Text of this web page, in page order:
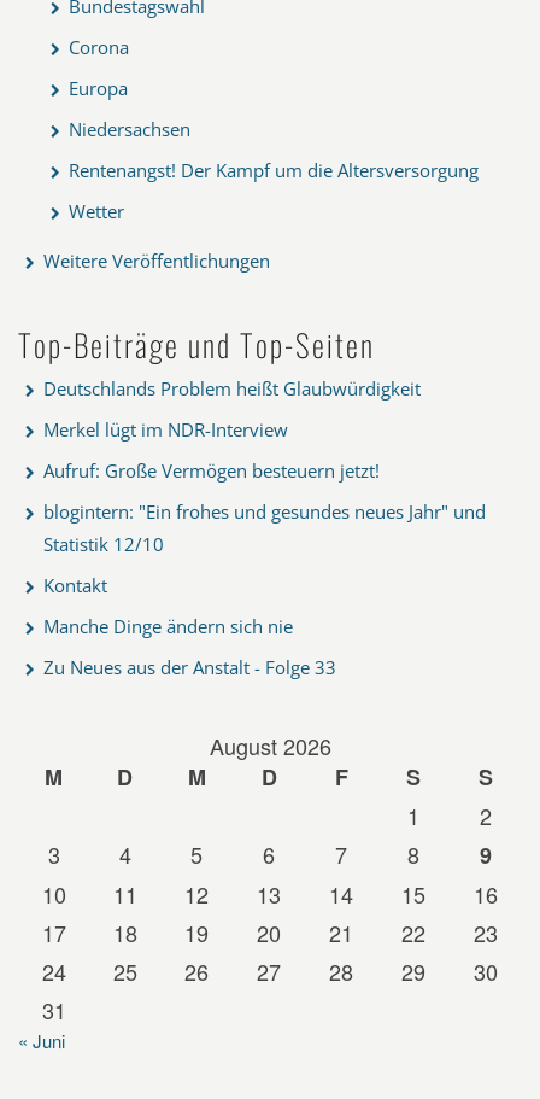
Bundestagswahl
Corona
Europa
Niedersachsen
Rentenangst! Der Kampf um die Altersversorgung
Wetter
Weitere Veröffentlichungen
Top-Beiträge und Top-Seiten
Deutschlands Problem heißt Glaubwürdigkeit
Merkel lügt im NDR-Interview
Aufruf: Große Vermögen besteuern jetzt!
blogintern: "Ein frohes und gesundes neues Jahr" und
Statistik 12/10
Kontakt
Manche Dinge ändern sich nie
Zu Neues aus der Anstalt - Folge 33
August 2026
M
D M D F S
S
1
2
3
4 5 6 7 8
9
10
11 12 13 14 15
16
17
18 19 20 21 22
23
24
25 26 27 28 29
30
31
« Juni